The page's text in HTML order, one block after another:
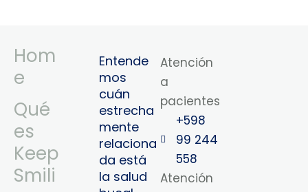
Hom
e
Qué
es
Keep
Smili
Entende
mos
cuán
estrecha
mente
relaciona
da está
la salud
Atención
a
pacientes
+598
99 244
558
Atención